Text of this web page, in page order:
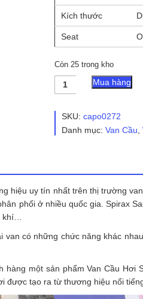
Kích thước
Seat
Còn 25 trong kho
Van
Spirax
-
Bellows
Model
BSAT
số
Mua hàng
SKU: capo0272
Danh mục: Van Cầu
hiệu uy tín nhất trên thị trường
phối ở nhiều quốc gia. Spirax
có những chức năng khác
hàng một sản phẩm Van Cầu Hơi
được tạo ra từ thương hiệu nổi